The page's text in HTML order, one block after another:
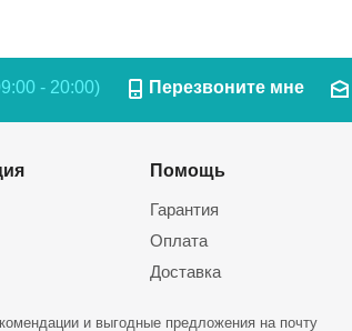
- 20:00) Перезвоните мне
Помощь
Гарантия
Оплата
Доставка
и выгодные предложения на почту